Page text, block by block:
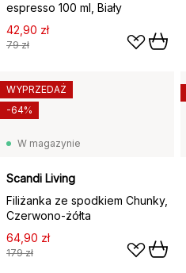
espresso 100 ml, Biały
42,90 zł
79 zł
W magazynie
Scandi Living
Filiżanka ze spodkiem Chunky,
Czerwono-żółta
64,90 zł
179 zł
WYPRZEDAŻ
-64%